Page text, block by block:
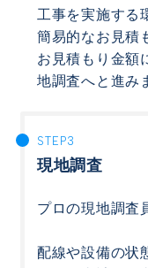
工事を実施する
簡易的なお見積
お見積もり金額
地調査へと進み
現地調査
プロの現地調査
配線や設備の状